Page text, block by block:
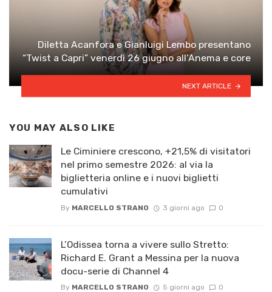
Diletta Acanfora e Gianluigi Lembo presentano
“Twist a Capri” venerdì 26 giugno all’Anema e core
NEXT ARTICLE
YOU MAY ALSO LIKE
Le Ciminiere crescono, +21,5% di visitatori
nel primo semestre 2026: al via la
biglietteria online e i nuovi biglietti
cumulativi
By MARCELLO STRANO 3 giorni ago 0
L’Odissea torna a vivere sullo Stretto:
Richard E. Grant a Messina per la nuova
docu-serie di Channel 4
By MARCELLO STRANO 5 giorni ago 0